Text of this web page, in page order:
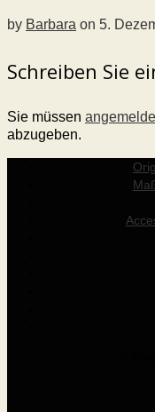
by Barbara on 5.
Schreiben Sie
Sie müssen
abzugeben.